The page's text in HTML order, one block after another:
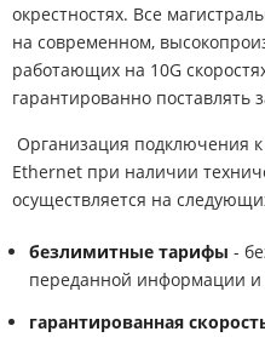
окрестностях. Все
на современном,
работающих на 10G
гарантированно поставлять
Организация подключения
Ethernet при наличии
осуществляется на
безлимитные тарифы -
переданной информации и
гарантированная